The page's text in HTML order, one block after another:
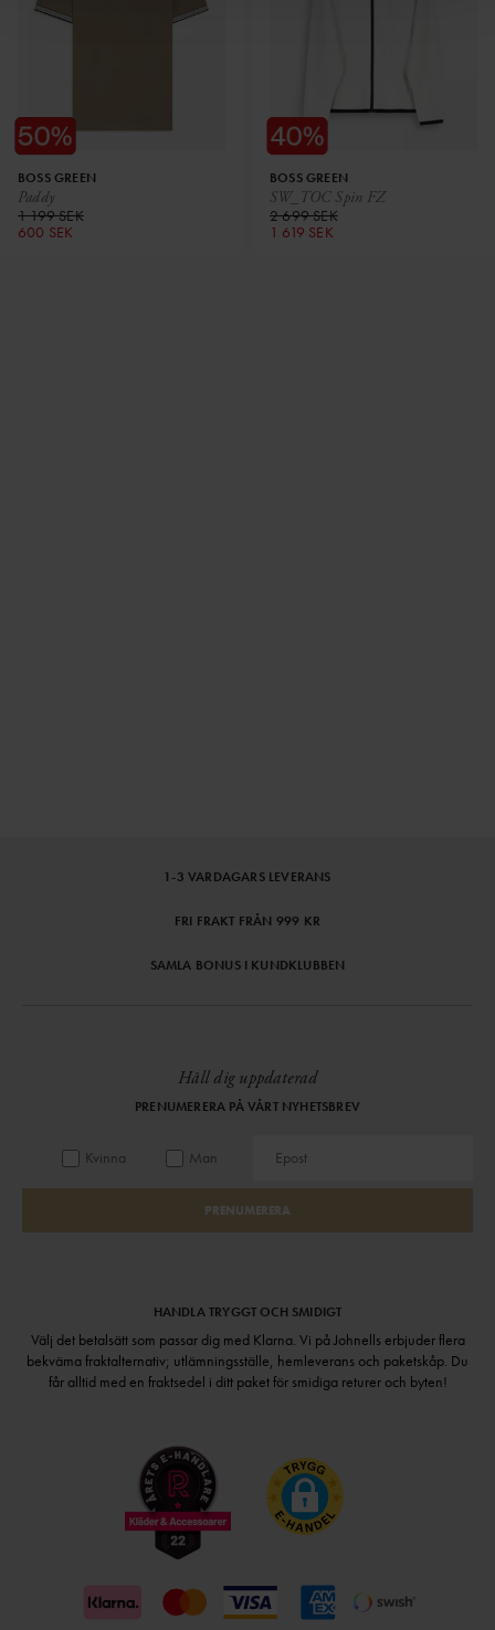
Paddy
BOSS GREEN
1 199 SEK
600 SEK
SW_TOC Spin FZ
BOSS GREEN
2 699 SEK
1 619 SEK
1-3 VARDAGARS LEVERANS
FRI FRAKT FRÅN 999 KR
SAMLA BONUS I KUNDKLUBBEN
Håll dig uppdaterad
PRENUMERERA PÅ VÅRT NYHETSBREV
Kvinna Man
PRENUMERERA
HANDLA TRYGGT OCH SMIDIGT
Välj det betalsätt som passar dig med Klarna. Vi på Johnells erbjuder flera
bekväma fraktalternativ; utlämningsställe, hemleverans och paketskåp. Du
får alltid med en fraktsedel i ditt paket för smidiga returer och byten!